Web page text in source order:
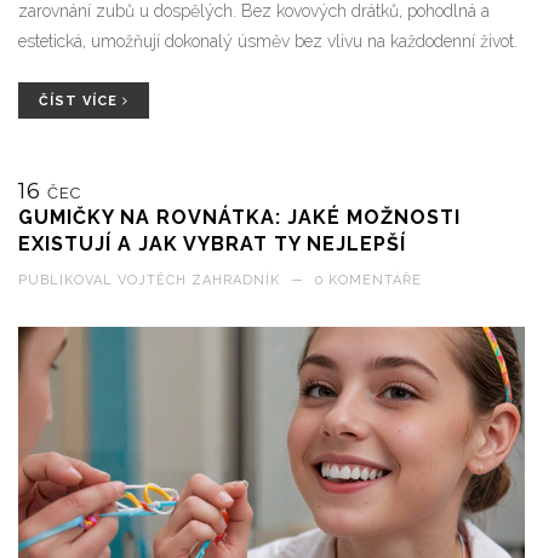
zarovnání zubů u dospělých. Bez kovových drátků, pohodlná a
estetická, umožňují dokonalý úsměv bez vlivu na každodenní život.
ČÍST VÍCE
16 ČEC
GUMIČKY NA ROVNÁTKA: JAKÉ MOŽNOSTI
EXISTUJÍ A JAK VYBRAT TY NEJLEPŠÍ
PUBLIKOVAL VOJTĚCH ZAHRADNÍK — 0 KOMENTÁŘE